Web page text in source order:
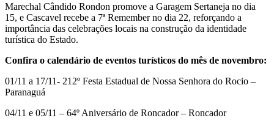
Marechal Cândido Rondon promove a Garagem Sertaneja no dia
15, e Cascavel recebe a 7ª Remember no dia 22, reforçando a
importância das celebrações locais na construção da identidade
turística do Estado.
Confira o calendário de eventos turísticos do mês de novembro:
01/11 a 17/11- 212º Festa Estadual de Nossa Senhora do Rocio –
Paranaguá
04/11 e 05/11 – 64º Aniversário de Roncador – Roncador